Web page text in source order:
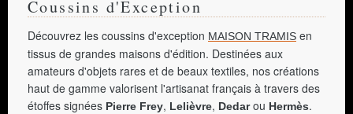
Coussins d'Exception
Découvrez les coussins d'exception MAISON TRAMIS en
tissus de grandes maisons d'édition. Destinées aux
amateurs d'objets rares et de beaux textiles, nos créations
haut de gamme valorisent l'artisanat français à travers des
étoffes signées Pierre Frey, Lelièvre, Dedarou Hermès.